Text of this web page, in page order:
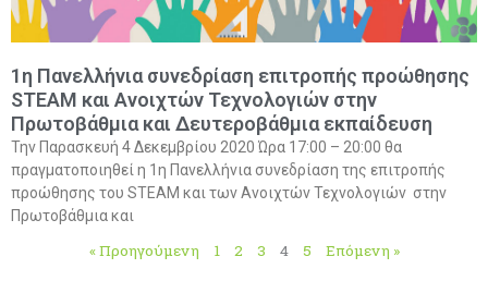
1η Πανελλήνια συνεδρίαση επιτροπής προώθησης
SΤEAM και Ανοιχτών Τεχνολογιών στην
Πρωτοβάθμια και Δευτεροβάθμια εκπαίδευση
Την Παρασκευή 4 Δεκεμβρίου 2020 Ώρα 17:00 – 20:00 θα
πραγματοποιηθεί η 1η Πανελλήνια συνεδρίαση της επιτροπής
προώθησης του SΤEAM και των Ανοιχτών Τεχνολογιών στην
Πρωτοβάθμια και
« Προηγούμενη 1 2 3 4 5 Επόμενη »